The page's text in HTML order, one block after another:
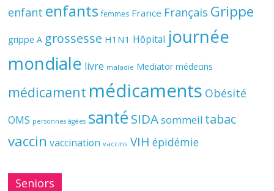
enfant enfants femmes France Français Grippe
grippe A grossesse H1N1 Hôpital journée
mondiale livre maladie Mediator médecins
médicament médicaments Obésité
OMS personnes âgées santé SIDAsommeil tabac
vaccin vaccination vaccins VIH épidémie
Seniors